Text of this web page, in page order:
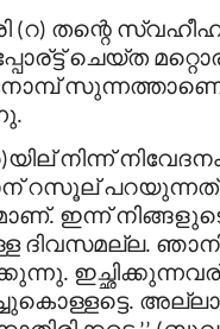
(റ) തന്റെ
ട്ട് ചെയ്ത
.
)യില് നിന്ന്
റസൂല് പറയുന്നത്
. ഇന്ന്
ദിവസമല്ല.
. ഇച്ഛിക്കുന്നവര്
.